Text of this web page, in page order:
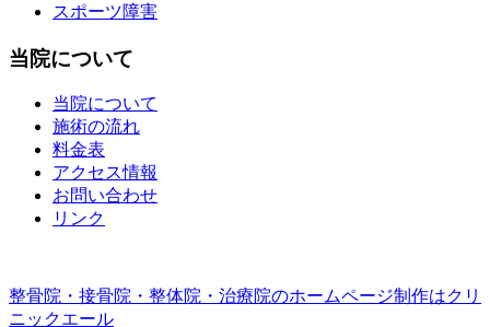
スポーツ障害
当院について
当院について
施術の流れ
料金表
アクセス情報
お問い合わせ
リンク
整骨院・接骨院・整体院・治療院のホームページ制作はクリ
ニックエール